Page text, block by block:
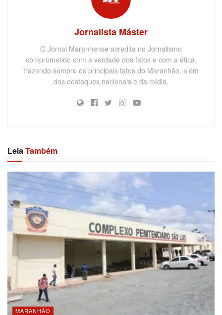
Jornalista Máster
O Jornal Maranhense acredita no Jornalismo
comprometido com a verdade dos fatos e com a ética,
trazendo sempre os principais fatos do Maranhão, além
dos destaques nacionais e da mídia.
LeiaTambém
MARANHÃO